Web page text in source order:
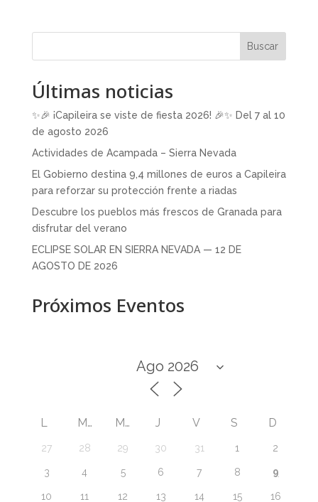
Buscar
Últimas noticias
✨🎉 ¡Capileira se viste de fiesta 2026! 🎉✨ Del 7 al 10
de agosto 2026
Actividades de Acampada – Sierra Nevada
El Gobierno destina 9,4 millones de euros a Capileira
para reforzar su protección frente a riadas
Descubre los pueblos más frescos de Granada para
disfrutar del verano
ECLIPSE SOLAR EN SIERRA NEVADA — 12 DE
AGOSTO DE 2026
Próximos Eventos
L M M J V S D
27 28 29 30 31 1 2
3 4 5 6 7 8 9
10 11 12 13 14 15 16